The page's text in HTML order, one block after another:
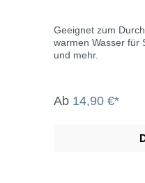
Geeignet zum
warmen Wasser für
und mehr.
Ab 14,90 €*